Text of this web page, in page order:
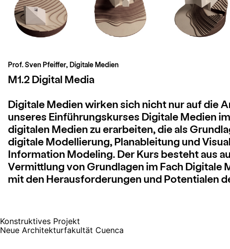
Prof. Sven Pfeiffer, Digitale Medien
M1.2 Digital Media
Digitale Medien wirken sich nicht nur auf die
unseres Einführungskurses Digitale Medien
digitalen Medien zu erarbeiten, die als
digitale Modellierung, Planableitung und
Information Modeling. Der Kurs besteht aus
Vermittlung von Grundlagen im Fach Digitale
mit den Herausforderungen und Potentialen
Beitragsnavigation
Konstruktives Projekt
Neue Architekturfakultät Cuenca